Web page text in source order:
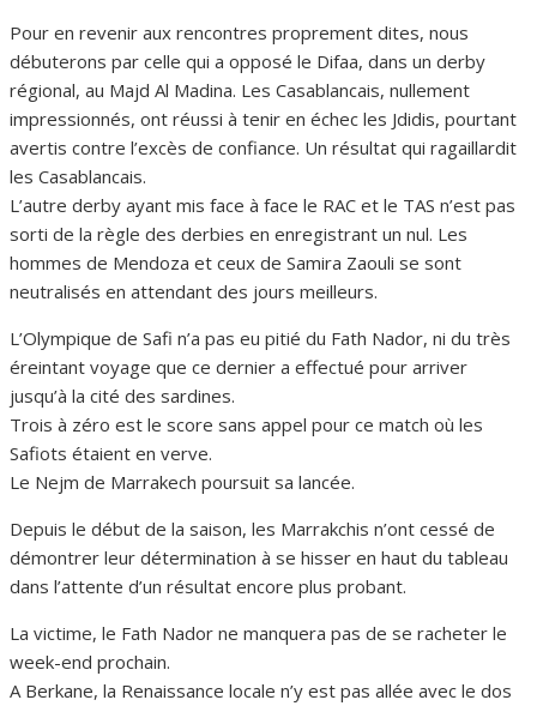
Pour en revenir aux rencontres proprement dites, nous
débuterons par celle qui a opposé le Difaa, dans un derby
régional, au Majd Al Madina. Les Casablancais, nullement
impressionnés, ont réussi à tenir en échec les Jdidis, pourtant
avertis contre l’excès de confiance. Un résultat qui ragaillardit
les Casablancais.
L’autre derby ayant mis face à face le RAC et le TAS n’est pas
sorti de la règle des derbies en enregistrant un nul. Les
hommes de Mendoza et ceux de Samira Zaouli se sont
neutralisés en attendant des jours meilleurs.
L’Olympique de Safi n’a pas eu pitié du Fath Nador, ni du très
éreintant voyage que ce dernier a effectué pour arriver
jusqu’à la cité des sardines.
Trois à zéro est le score sans appel pour ce match où les
Safiots étaient en verve.
Le Nejm de Marrakech poursuit sa lancée.
Depuis le début de la saison, les Marrakchis n’ont cessé de
démontrer leur détermination à se hisser en haut du tableau
dans l’attente d’un résultat encore plus probant.
La victime, le Fath Nador ne manquera pas de se racheter le
week-end prochain.
A Berkane, la Renaissance locale n’y est pas allée avec le dos